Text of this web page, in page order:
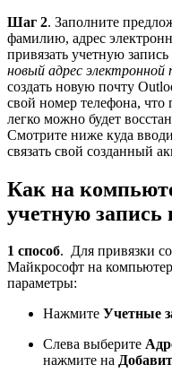
Шаг 2. Заполните
фамилию, адрес
привязать учетную
новый адрес
создать новую почту
свой номер телефона, что
легко можно будет
Смотрите ниже куда
связать свой созданный
Как на
учетную запись
1 способ. Для привязки
Майкрософт на
параметры:
Нажмите Учетные
Слева выберите
нажмите на